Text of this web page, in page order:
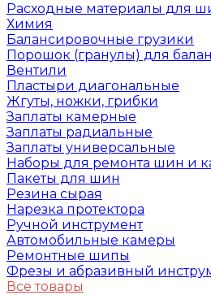
Расходные материалы для
Химия
Балансировочные грузики
Порошок (гранулы) для
Вентили
Пластыри диагональные
Жгуты, ножки, грибки
Заплаты камерные
Заплаты радиальные
Заплаты универсальные
Наборы для ремонта шин и
Пакеты для шин
Резина сырая
Нарезка протектора
Ручной инструмент
Автомобильные камеры
Ремонтные шипы
Фрезы и абразивный
Все товары